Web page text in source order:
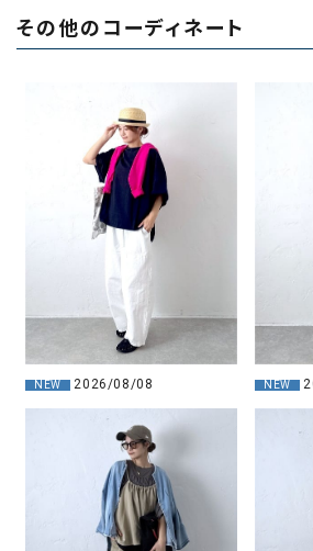
その他のコーディネート
NEW 2026/08/08 NEW